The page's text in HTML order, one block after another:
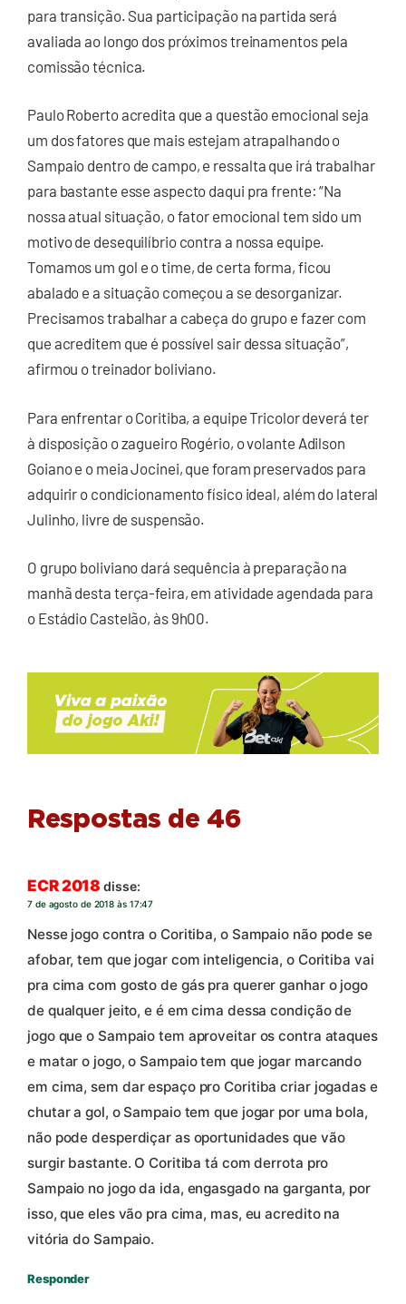
para transição. Sua participação na partida será
avaliada ao longo dos próximos treinamentos pela
comissão técnica.
Paulo Roberto acredita que a questão emocional seja
um dos fatores que mais estejam atrapalhando o
Sampaio dentro de campo, e ressalta que irá trabalhar
para bastante esse aspecto daqui pra frente: “Na
nossa atual situação, o fator emocional tem sido um
motivo de desequilíbrio contra a nossa equipe.
Tomamos um gol e o time, de certa forma, ficou
abalado e a situação começou a se desorganizar.
Precisamos trabalhar a cabeça do grupo e fazer com
que acreditem que é possível sair dessa situação”,
afirmou o treinador boliviano.
Para enfrentar o Coritiba, a equipe Tricolor deverá ter
à disposição o zagueiro Rogério, o volante Adilson
Goiano e o meia Jocinei, que foram preservados para
adquirir o condicionamento físico ideal, além do lateral
Julinho, livre de suspensão.
O grupo boliviano dará sequência à preparação na
manhã desta terça-feira, em atividade agendada para
o Estádio Castelão, às 9h00.
Respostas de 46
ECR 2018 disse:
7 de agosto de 2018 às 17:47
Nesse jogo contra o Coritiba, o Sampaio não pode se
afobar, tem que jogar com inteligencia, o Coritiba vai
pra cima com gosto de gás pra querer ganhar o jogo
de qualquer jeito, e é em cima dessa condição de
jogo que o Sampaio tem aproveitar os contra ataques
e matar o jogo, o Sampaio tem que jogar marcando
em cima, sem dar espaço pro Coritiba criar jogadas e
chutar a gol, o Sampaio tem que jogar por uma bola,
não pode desperdiçar as oportunidades que vão
surgir bastante. O Coritiba tá com derrota pro
Sampaio no jogo da ida, engasgado na garganta, por
isso, que eles vão pra cima, mas, eu acredito na
vitória do Sampaio.
Responder